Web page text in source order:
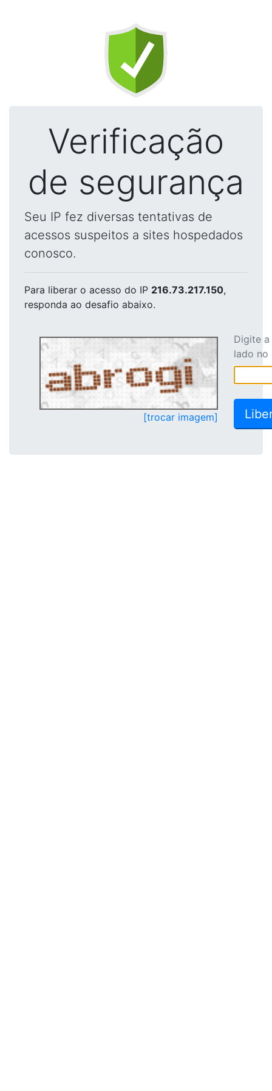
Verificação
de segurança
Seu IP fez diversas tentativas de
acessos suspeitos a sites hospedados
conosco.
Para liberar o acesso do IP 216.73.217.150,
responda ao desafio abaixo.
[trocar imagem]
Digite
lado no